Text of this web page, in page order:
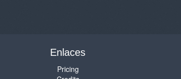
Enlaces
Pricing